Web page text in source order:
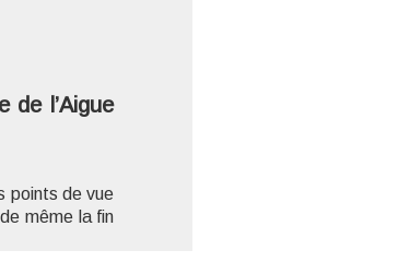
de l’Aigue
points de vue
même la fin